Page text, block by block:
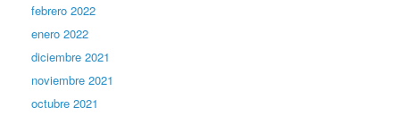
febrero 2022
enero 2022
diciembre 2021
noviembre 2021
octubre 2021